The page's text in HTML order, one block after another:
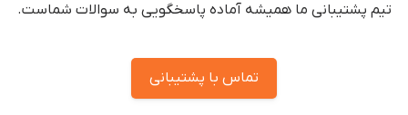
تیم پشتیبانی ما همیشه آماده پاسخگویی به سوالات شماست.
تماس با پشتیبانی